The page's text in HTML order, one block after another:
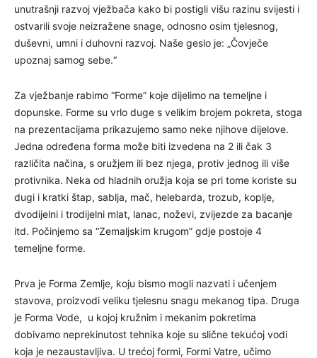
unutrašnji razvoj vježbača kako bi postigli višu razinu svijesti i
ostvarili svoje neizražene snage, odnosno osim tjelesnog,
duševni, umni i duhovni razvoj. Naše geslo je: „Čovječe
upoznaj samog sebe.“
Za vježbanje rabimo “Forme” koje dijelimo na temeljne i
dopunske. Forme su vrlo duge s velikim brojem pokreta, stoga
na prezentacijama prikazujemo samo neke njihove dijelove.
Jedna određena forma može biti izvedena na 2 ili čak 3
različita načina, s oružjem ili bez njega, protiv jednog ili više
protivnika. Neka od hladnih oružja koja se pri tome koriste su
dugi i kratki štap, sablja, mač, helebarda, trozub, koplje,
dvodijelni i trodijelni mlat, lanac, noževi, zvijezde za bacanje
itd. Počinjemo sa “Zemaljskim krugom” gdje postoje 4
temeljne forme.
Prva je Forma Zemlje, koju bismo mogli nazvati i učenjem
stavova, proizvodi veliku tjelesnu snagu mekanog tipa. Druga
je Forma Vode, u kojoj kružnim i mekanim pokretima
dobivamo neprekinutost tehnika koje su slične tekućoj vodi
koja je nezaustavljiva. U trećoj formi, Formi Vatre, učimo